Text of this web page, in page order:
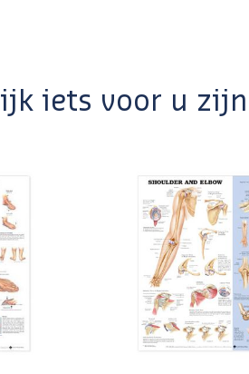
iets voor u